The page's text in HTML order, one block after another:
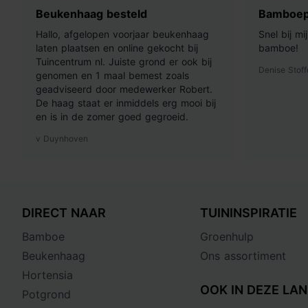
Beukenhaag besteld
Hallo, afgelopen voorjaar beukenhaag
laten plaatsen en online gekocht bij
Tuincentrum nl. Juiste grond er ook bij
genomen en 1 maal bemest zoals
geadviseerd door medewerker Robert.
De haag staat er inmiddels erg mooi bij
en is in de zomer goed gegroeid.
v Duynhoven
Snel bij
bamboe!
Denise
DIRECT NAAR
Bamboe
Beukenhaag
Hortensia
Potgrond
TUININSPIRATIE
Groenhulp
Ons assortiment
OOK IN DEZE